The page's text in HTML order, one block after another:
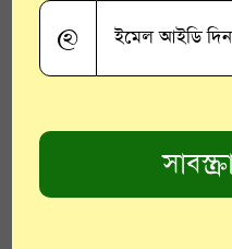
কনভেনশন
খালটিরও
দিনযাপন
@